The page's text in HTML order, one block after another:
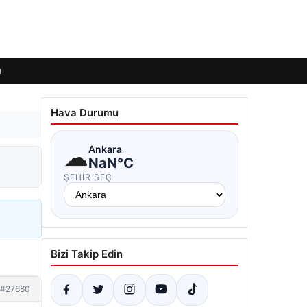
#27680
Hava Durumu
☁Ankara
NaN°C
ŞEHIR SEÇ
Bizi Takip Edin